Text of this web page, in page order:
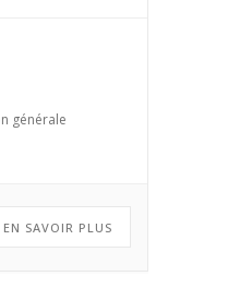
générale
EN SAVOIR PLUS